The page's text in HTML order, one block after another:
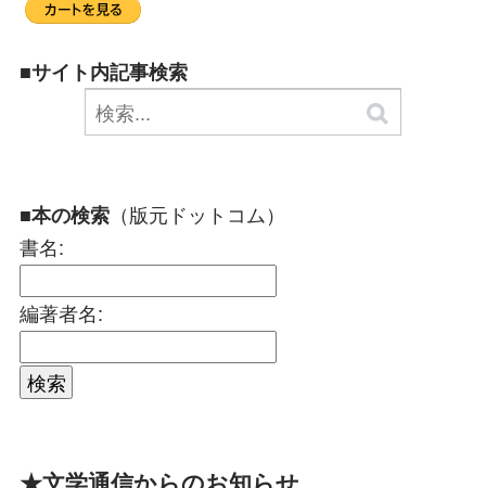
■サイト内記事検索
■本の検索 （版元ドットコム）
書名:
編著者名:
★文学通信からのお知らせ